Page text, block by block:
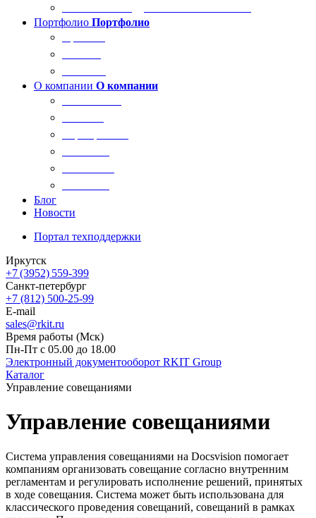
Портфолио Портфолио
О компании О компании
Блог
Новости
Портал техподдержки
Иркутск
+7 (3952) 559-399
Санкт-петербург
+7 (812) 500-25-99
E-mail
sales@rkit.ru
Время работы (Мск)
Пн-Пт с 05.00 до 18.00
Электронный документооборот RKIT Group
Каталог
Управление совещаниями
Управление совещаниями
Система управления совещаниями на Docsvision помогает
компаниям организовать совещание согласно внутренним
регламентам и регулировать исполнение решений, принятых
в ходе совещания. Система может быть использована для
классического проведения совещаний, совещаний в рамках